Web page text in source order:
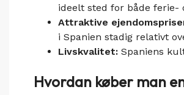
ideelt sted for både ferie-
Attraktive
i Spanien stadig relativt
Livskvalitet: Spaniens
Hvordan køber man